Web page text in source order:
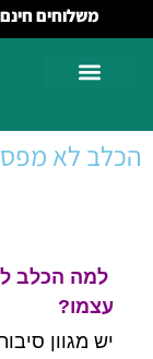
משלוחים חינם בקנייה מעל
הכלב לא
למה הכלב
עצמו?
יש מגוון